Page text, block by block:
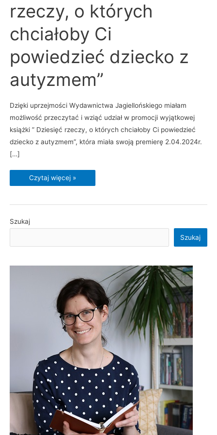
rzeczy, o których
chciałoby Ci
powiedzieć dziecko z
autyzmem”
Dzięki uprzejmości Wydawnictwa Jagiellońskiego miałam
możliwość przeczytać i wziąć udział w promocji wyjątkowej
książki ” Dziesięć rzeczy, o których chciałoby Ci powiedzieć
dziecko z autyzmem”, która miała swoją premierę 2.04.2024r.
[…]
chciałoby
Ci
powiedzieć
dziecko
z
autyzmem”
Czytaj więcej »
Szukaj
Szukaj